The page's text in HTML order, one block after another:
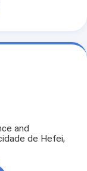
and
de Hefei,